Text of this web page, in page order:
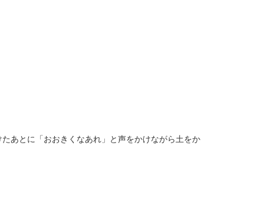
あとに「おおきくなあれ」と声をかけながら土をか